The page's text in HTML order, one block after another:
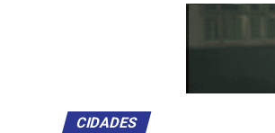
CIDADES